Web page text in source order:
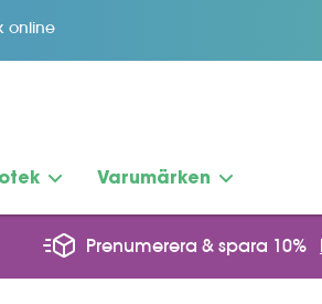
online
Varumärken
Prenumerera & spara 10%